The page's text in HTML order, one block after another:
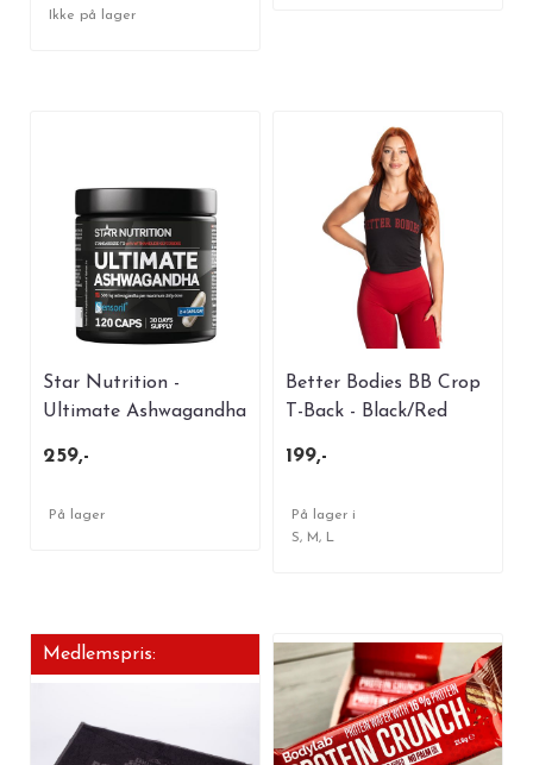
Ikke på lager
Star Nutrition -
Ultimate Ashwagandha
259,-
På lager
Better Bodies BB Crop
T-Back - Black/Red
199,-
På lager i
S, M, L
Medlemspris: